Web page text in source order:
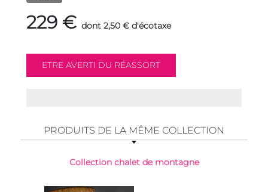
229 € dont 2,50 € d'écotaxe
PRODUITS DE LA MÊME COLLECTION
Collection chalet de montagne